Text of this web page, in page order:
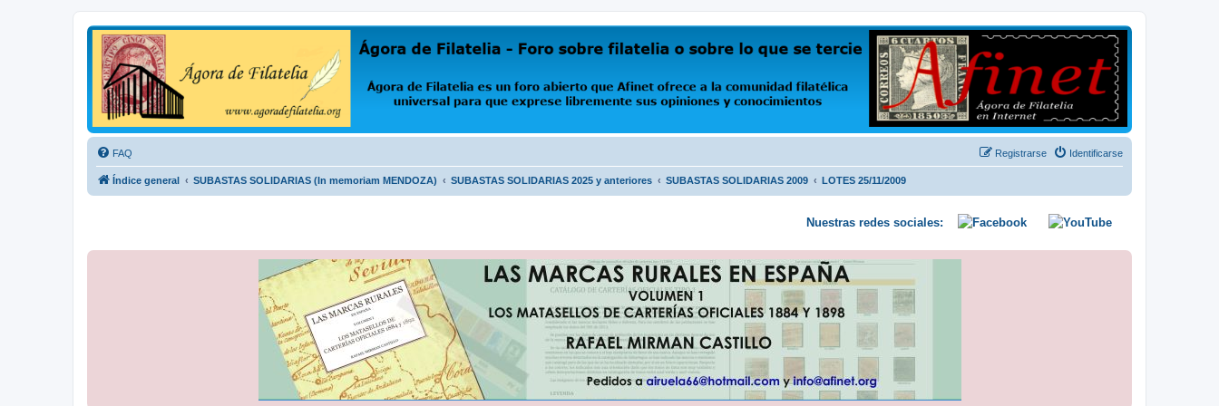
Ágora de Filatelia
Foro sobre filatelia o sobre lo que se tercie. Ágora de Filatelia es un foro abierto que Afinet ofrece a la comunidad filatélica universal para que exprese libremente sus opiniones y conocimientos
FAQ Identificarse
Registrarse
Índice general SUBASTAS SOLIDARIAS (In memoriam MENDOZA) SUBASTAS SOLIDARIAS 2025 y anteriores SUBASTAS SOLIDARIAS 2009 LOTES 25/11/2009
Nuestras redes sociales: